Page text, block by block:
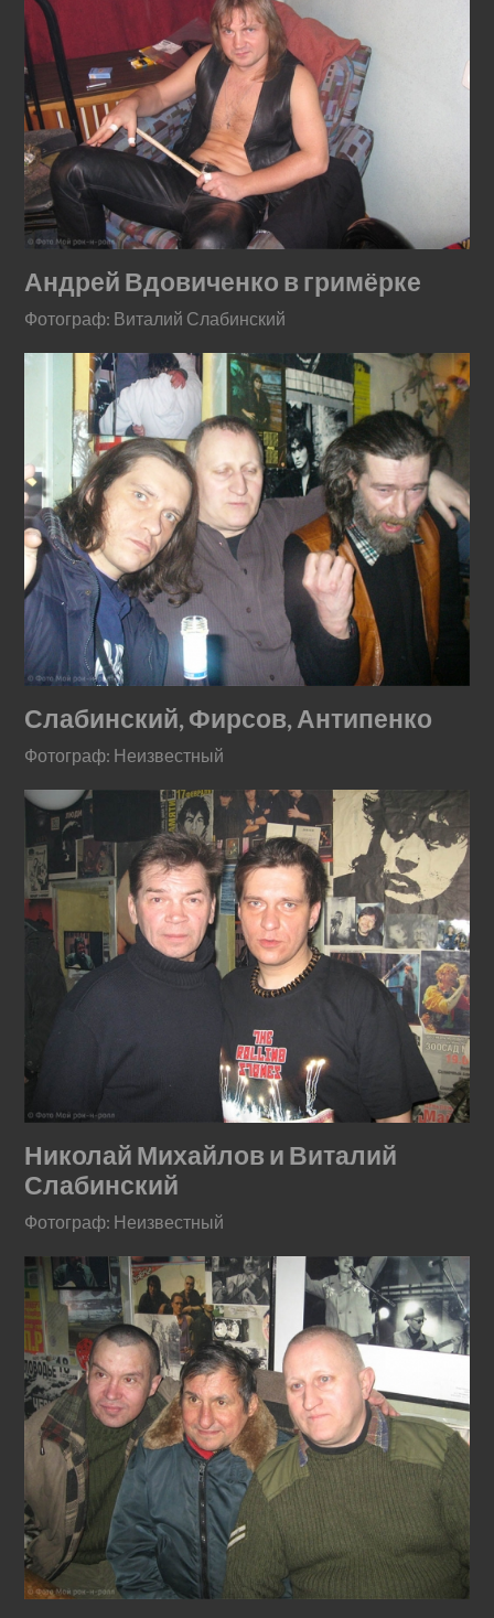
Андрей Вдовиченко в гримёрке
Фотограф: Виталий Слабинский
Слабинский, Фирсов, Антипенко
Фотограф: Неизвестный
Николай Михайлов и Виталий
Слабинский
Фотограф: Неизвестный